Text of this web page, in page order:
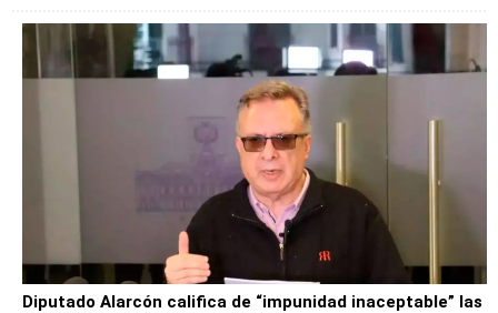
Diputado Alarcón califica de “impunidad inaceptable” las